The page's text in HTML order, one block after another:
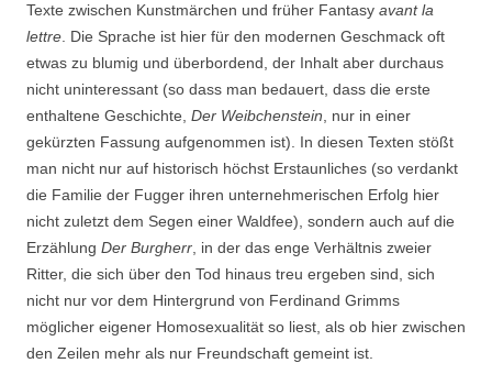
Texte zwischen Kunstmärchen und früher Fantasy avant la
lettre . Die Sprache ist hier für den modernen Geschmack oft
etwas zu blumig und überbordend, der Inhalt aber durchaus
nicht uninteressant (so dass man bedauert, dass die erste
enthaltene Geschichte, Der Weibchenstein , nur in einer
gekürzten Fassung aufgenommen ist). In diesen Texten stößt
man nicht nur auf historisch höchst Erstaunliches (so verdankt
die Familie der Fugger ihren unternehmerischen Erfolg hier
nicht zuletzt dem Segen einer Waldfee), sondern auch auf die
Erzählung Der Burgherr , in der das enge Verhältnis zweier
Ritter, die sich über den Tod hinaus treu ergeben sind, sich
nicht nur vor dem Hintergrund von Ferdinand Grimms
möglicher eigener Homosexualität so liest, als ob hier zwischen
den Zeilen mehr als nur Freundschaft gemeint ist.